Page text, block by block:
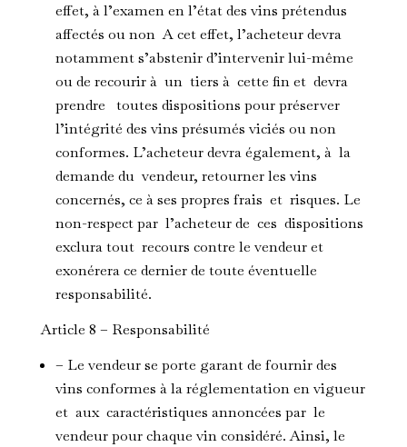
effet, à l’examen en l’état des vins prétendus
affectés ou non A cet effet, l’acheteur devra
notamment s’abstenir d’intervenir lui-même
ou de recourir à un tiers à cette fin et devra
prendre toutes dispositions pour préserver
l’intégrité des vins présumés viciés ou non
conformes. L’acheteur devra également, à la
demande du vendeur, retourner les vins
concernés, ce à ses propres frais et risques. Le
non-respect par l’acheteur de ces dispositions
exclura tout recours contre le vendeur et
exonérera ce dernier de toute éventuelle
responsabilité.
Article 8 – Responsabilité
– Le vendeur se porte garant de fournir des
vins conformes à la réglementation en vigueur
et aux caractéristiques annoncées par le
vendeur pour chaque vin considéré. Ainsi, le